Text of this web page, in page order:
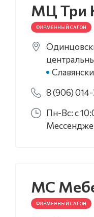
МЦ Три
ФИРМЕННЫЙ САЛОН
8 (906)
Пн-Вс: с
МС
ФИРМЕННЫЙ САЛОН